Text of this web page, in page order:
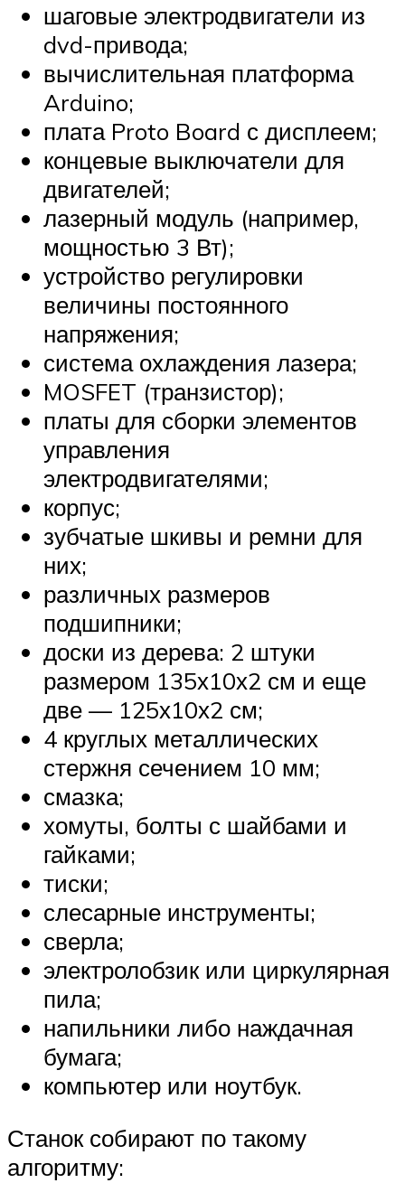
шаговые электродвигатели из
dvd-привода;
вычислительная платформа
Arduino;
плата Proto Board с дисплеем;
концевые выключатели для
двигателей;
лазерный модуль (например,
мощностью 3 Вт);
устройство регулировки
величины постоянного
напряжения;
система охлаждения лазера;
MOSFET (транзистор);
платы для сборки элементов
управления
электродвигателями;
корпус;
зубчатые шкивы и ремни для
них;
различных размеров
подшипники;
доски из дерева: 2 штуки
размером 135х10х2 см и еще
две — 125х10х2 см;
4 круглых металлических
стержня сечением 10 мм;
смазка;
хомуты, болты с шайбами и
гайками;
тиски;
слесарные инструменты;
сверла;
электролобзик или циркулярная
пила;
напильники либо наждачная
бумага;
компьютер или ноутбук.
Станок собирают по такому
алгоритму: